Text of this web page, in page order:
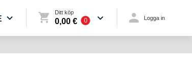
Ditt köp
0,00 € 0 Logga in